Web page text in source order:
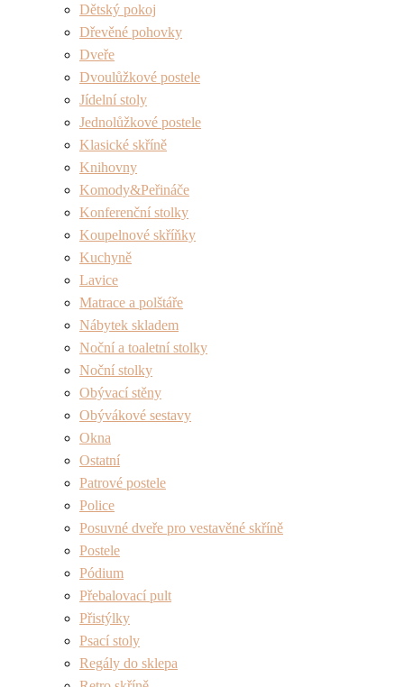
Dětský pokoj
Dřevěné pohovky
Dveře
Dvoulůžkové postele
Jídelní stoly
Jednolůžkové postele
Klasické skříně
Knihovny
Komody&Peřináče
Konferenční stolky
Koupelnové skříňky
Kuchyně
Lavice
Matrace a polštáře
Nábytek skladem
Noční a toaletní stolky
Noční stolky
Obývací stěny
Obývákové sestavy
Okna
Ostatní
Patrové postele
Police
Posuvné dveře pro vestavěné skříně
Postele
Pódium
Přebalovací pult
Přistýlky
Psací stoly
Regály do sklepa